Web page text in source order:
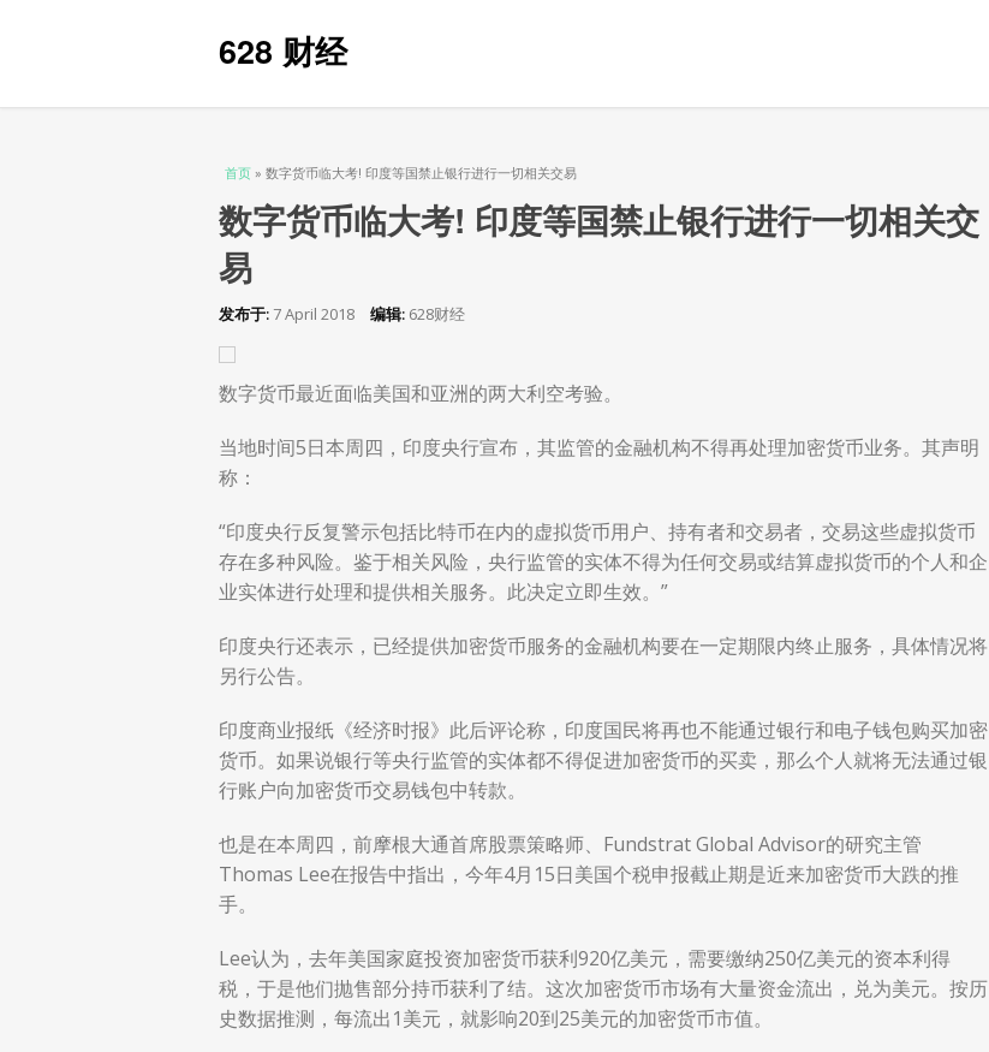
628 财经
当前位置
首页 » 数字货币临大考! 印度等国禁止银行进行一切相关交易
数字货币临大考! 印度等国禁止银行进行一切相关交
易
发布于: 7 April 2018 编辑: 628财经
数字货币最近面临美国和亚洲的两大利空考验。
当地时间5日本周四，印度央行宣布，其监管的金融机构不得再处理加密货币业务。其声明
称：
“印度央行反复警示包括比特币在内的虚拟货币用户、持有者和交易者，交易这些虚拟货币
存在多种风险。鉴于相关风险，央行监管的实体不得为任何交易或结算虚拟货币的个人和企
业实体进行处理和提供相关服务。此决定立即生效。”
印度央行还表示，已经提供加密货币服务的金融机构要在一定期限内终止服务，具体情况将
另行公告。
印度商业报纸《经济时报》此后评论称，印度国民将再也不能通过银行和电子钱包购买加密
货币。如果说银行等央行监管的实体都不得促进加密货币的买卖，那么个人就将无法通过银
行账户向加密货币交易钱包中转款。
也是在本周四，前摩根大通首席股票策略师、Fundstrat Global Advisor的研究主管
Thomas Lee在报告中指出，今年4月15日美国个税申报截止期是近来加密货币大跌的推
手。
Lee认为，去年美国家庭投资加密货币获利920亿美元，需要缴纳250亿美元的资本利得
税，于是他们抛售部分持币获利了结。这次加密货币市场有大量资金流出，兑为美元。按历
史数据推测，每流出1美元，就影响20到25美元的加密货币市值。